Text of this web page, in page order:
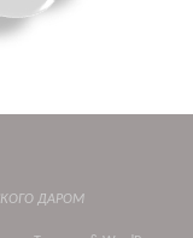
ДАРОМ